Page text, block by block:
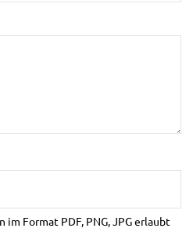
im Format PDF, PNG, JPG erlaubt